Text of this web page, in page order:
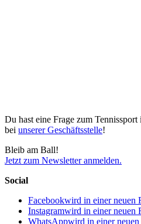
Du hast eine Frage zum
bei unserer Geschäftsstelle!
Bleib am Ball!
Jetzt zum Newsletter anmelden.
Social
Facebookwird in einer neuen
Instagramwird in einer neuen
WhatsAppwird in einer